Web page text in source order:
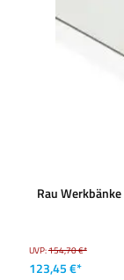
Rau
UVP:154,70 €*
123,45 €*